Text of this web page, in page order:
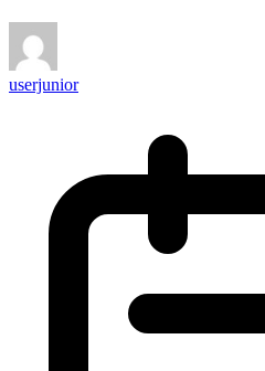
userjunior